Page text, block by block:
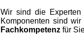
Wir sind die Experten
Komponenten sind
Fachkompetenz für